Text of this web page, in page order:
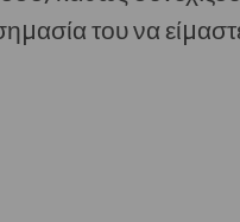
του να